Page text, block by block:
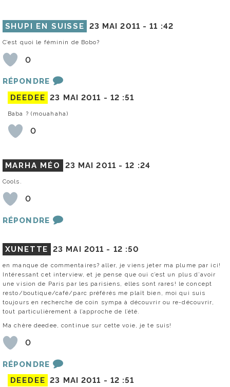
SHUPI EN SUISSE 23 MAI 2011 -11 :42
C’est quoi le féminin de Bobo?
0
RÉPONDRE
DEEDEE 23 MAI 2011 - 12 :51
Baba ? (mouahaha)
0
MARHA MÉO 23 MAI 2011 -12 :24
Cools.
0
RÉPONDRE
XUNETTE 23 MAI 2011 - 12 :50
en manque de commentaires? aller, je viens jeter ma plume par ici!
Intéressant cet interview, et je pense que oui c’est un plus d’avoir
une vision de Paris par les parisiens, elles sont rares! le concept
resto/boutique/café/parc préférés me plaît bien, moi qui suis
toujours en recherche de coin sympa à découvrir ou re-découvrir,
tout particulièrement à l’approche de l’été.
Ma chère deedee, continue sur cette voie, je te suis!
0
RÉPONDRE
DEEDEE 23 MAI 2011 - 12 :51